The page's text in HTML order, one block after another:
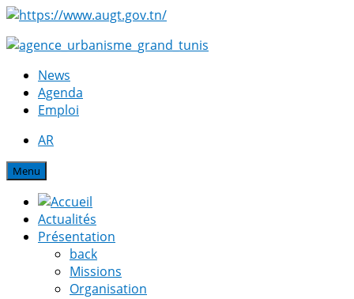
News
Agenda
Emploi
AR
Menu
Actualités
Présentation
back
Missions
Organisation